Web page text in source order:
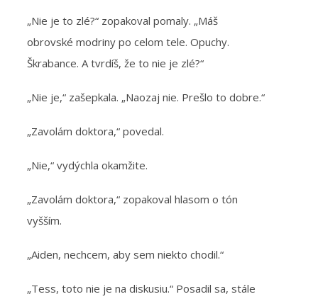
„Nie je to zlé?“ zopakoval pomaly. „Máš
obrovské modriny po celom tele. Opuchy.
Škrabance. A tvrdíš, že to nie je zlé?“
„Nie je,“ zašepkala. „Naozaj nie. Prešlo to dobre.“
„Zavolám doktora,“ povedal.
„Nie,“ vydýchla okamžite.
„Zavolám doktora,“ zopakoval hlasom o tón
vyšším.
„Aiden, nechcem, aby sem niekto chodil.“
„Tess, toto nie je na diskusiu.“ Posadil sa, stále